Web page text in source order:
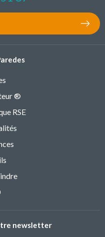
®
RSE
newsletter